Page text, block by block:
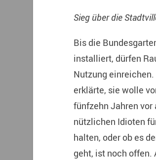
Sieg über die
Bis die
installiert, dürfen
Nutzung
erklärte, sie wolle
fünfzehn Jahren
nützlichen Idioten
halten, oder ob es
geht, ist noch offen.